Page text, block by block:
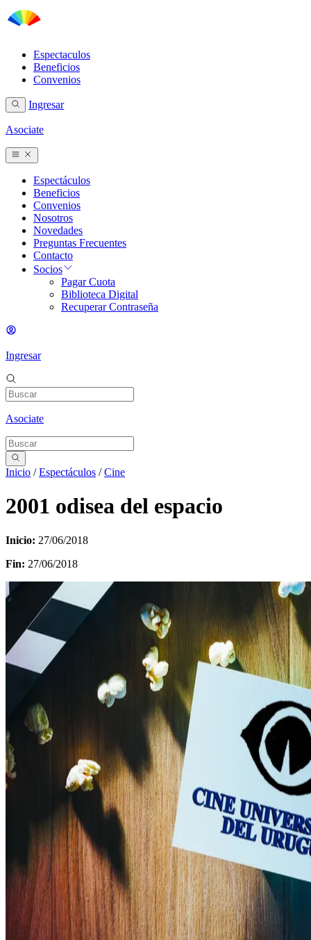
Espectaculos
Beneficios
Convenios
Ingresar
Asociate
Espectáculos
Beneficios
Convenios
Nosotros
Novedades
Preguntas Frecuentes
Contacto
Socios
Pagar Cuota
Biblioteca Digital
Recuperar Contraseña
Ingresar
Asociate
Inicio /Espectáculos /Cine
2001 odisea del espacio
Inicio: 27/06/2018
Fin: 27/06/2018